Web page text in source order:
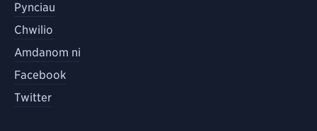
Pynciau
Chwilio
Amdanom ni
Facebook
Twitter